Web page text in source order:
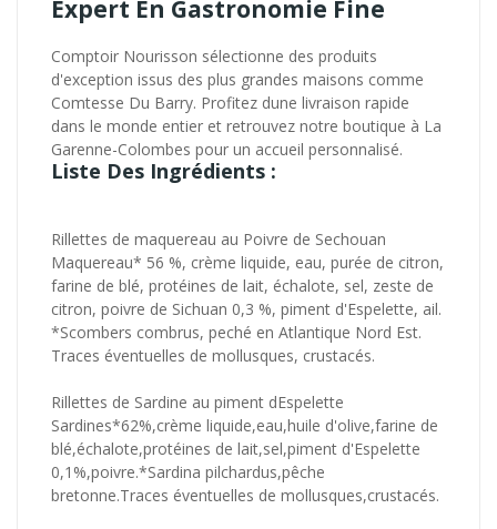
Expert En Gastronomie Fine
Comptoir Nourisson sélectionne des produits
d'exception issus des plus grandes maisons comme
Comtesse Du Barry. Profitez dune livraison rapide
dans le monde entier et retrouvez notre boutique à La
Garenne-Colombes pour un accueil personnalisé.
Liste Des Ingrédients :
Rillettes de maquereau au Poivre de Sechouan
Maquereau* 56 %, crème liquide, eau, purée de citron,
farine de blé, protéines de lait, échalote, sel, zeste de
citron, poivre de Sichuan 0,3 %, piment d'Espelette, ail.
*Scombers combrus, peché en Atlantique Nord Est.
Traces éventuelles de mollusques, crustacés.
Rillettes de Sardine au piment dEspelette
Sardines*62%,crème liquide,eau,huile d'olive,farine de
blé,échalote,protéines de lait,sel,piment d'Espelette
0,1%,poivre.*Sardina pilchardus,pêche
bretonne.Traces éventuelles de mollusques,crustacés.